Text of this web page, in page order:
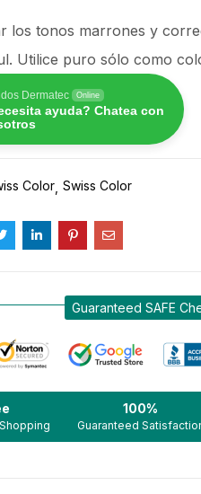
los tonos marrones y
Utilice puro sólo como
Dermatec Online
ayuda? Chatea con
Color Swiss Color
Guaranteed SAFE
100%
Guaranteed